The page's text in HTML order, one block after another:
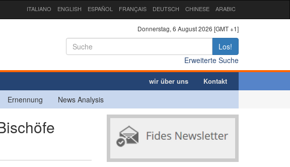
ITALIANO ENGLISH ESPAÑOL FRANÇAIS DEUTSCH CHINESE ARABIC
Donnerstag, 6 August 2026 [GMT +1]
Los!
Erweiterte Suche
wir über uns Kontakt
Ernennung News Analysis